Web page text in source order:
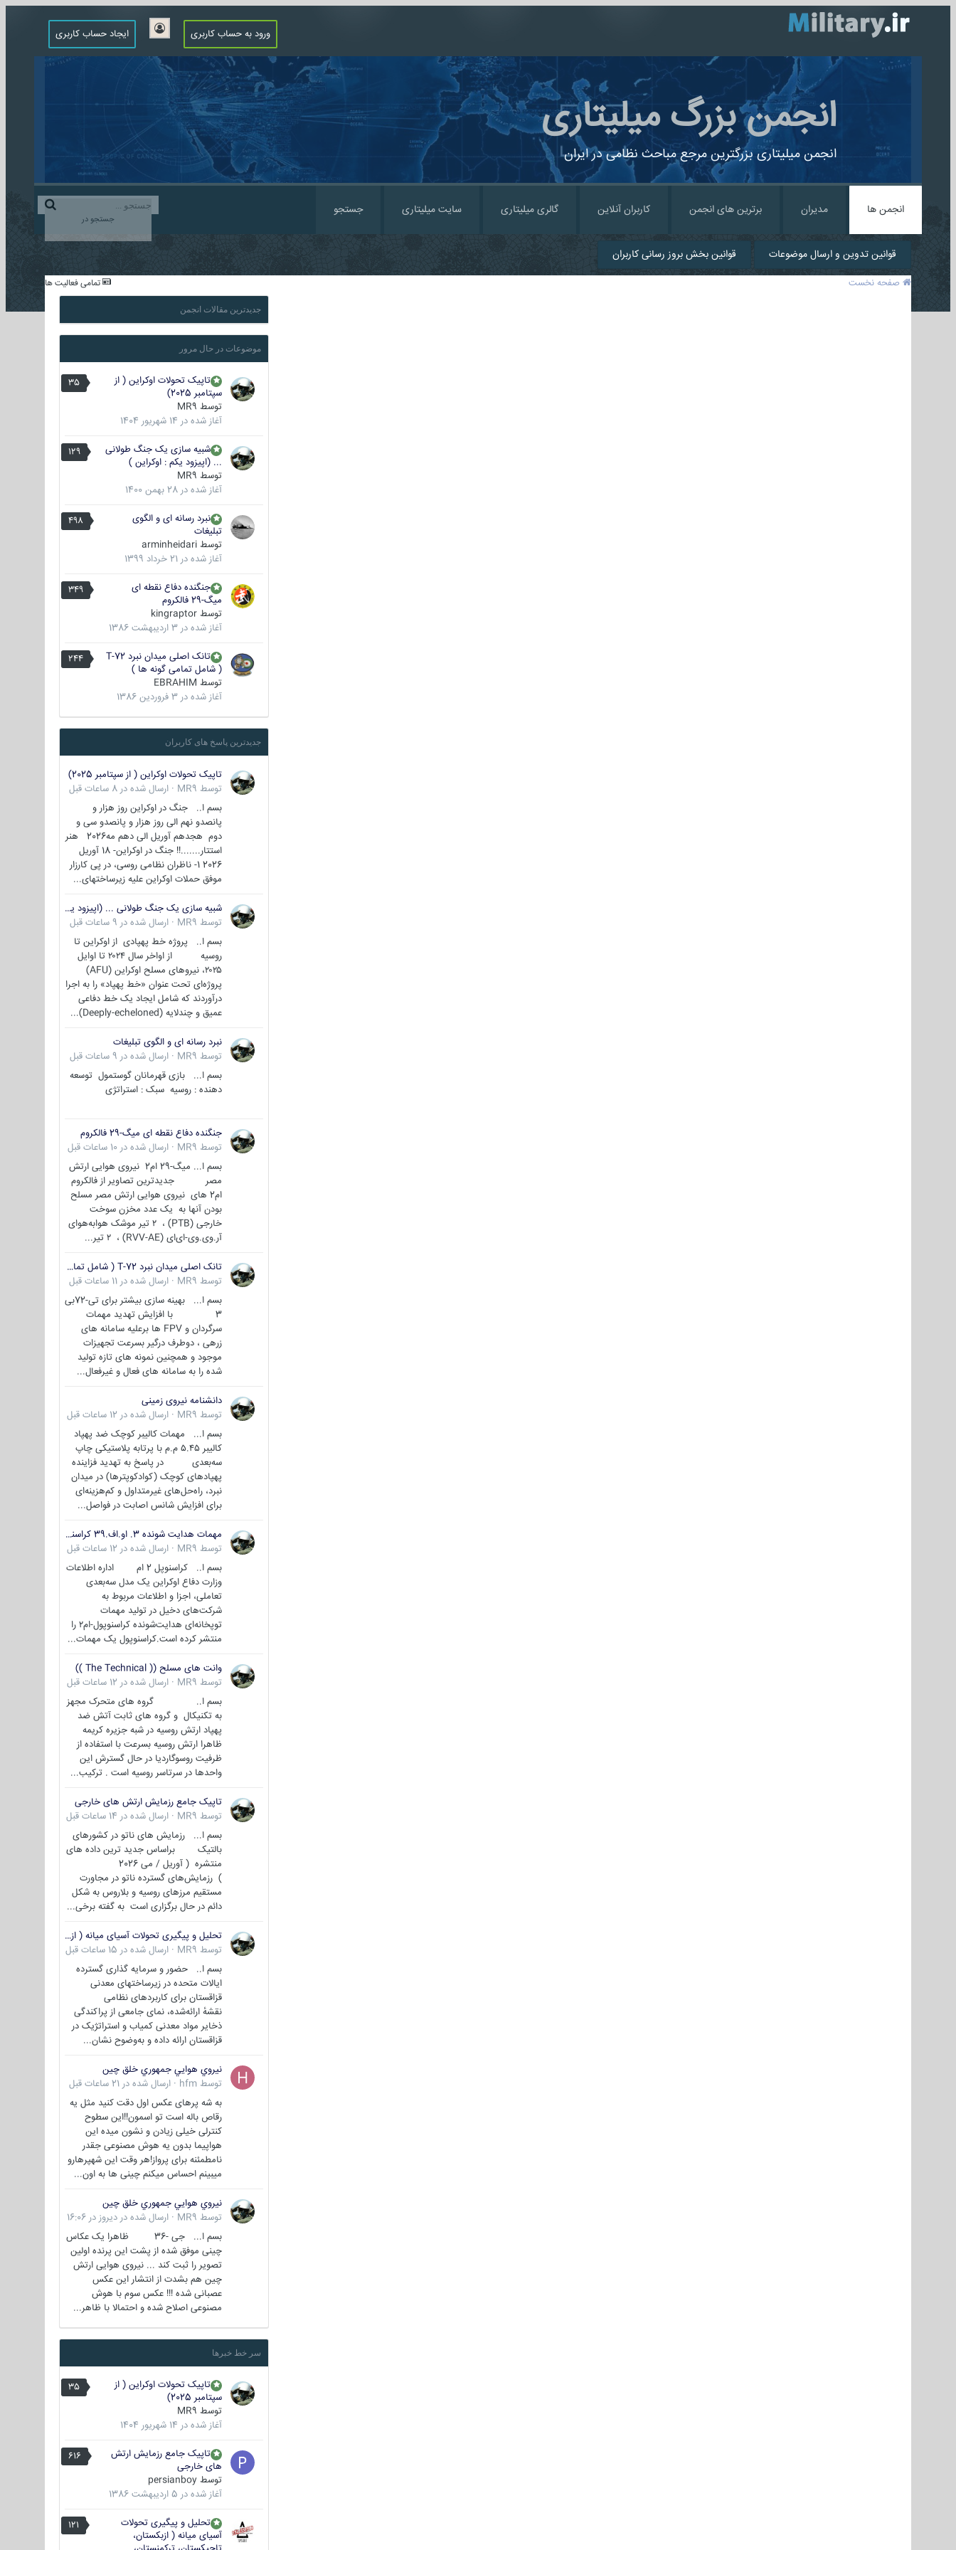
ورود به حساب کاربری ایجاد حساب کاربری
انجمن بزرگ میلیتاری
انجمن میلیتاری بزرگترین مرجع مباحث نظامی در ایران
جستجو در
انجمن ها مدیران برترین های انجمن کاربران آنلاین گالری میلیتاری سایت میلیتاری جستجو
قوانین تدوین و ارسال موضوعات قوانین بخش بروز رسانی کاربران
تمامی فعالیت ها صفحه نخست
جدیدترین مقالات انجمن
موضوعات در حال مرور
35
تاپیک تحولات اوکراین ( از
سپتامبر 2025)
توسط MR9
آغاز شده در 14 شهریور 1404
129
شبیه سازی یک جنگ طولانی
... (اپیزود یکم : اوکراین )
توسط MR9
آغاز شده در 28 بهمن 1400
498
نبرد رسانه ای و الگوی
تبلیغات
توسط arminheidari
آغاز شده در 21 خرداد 1399
349
جنگنده دفاع نقطه ای
میگ-29 فالکروم
توسط kingraptor
آغاز شده در 3 اردیبهشت 1386
244
تانک اصلی میدان نبرد T-72
( شامل تمامی گونه ها )
توسط EBRAHIM
آغاز شده در 3 فروردین 1386
جدیدترین پاسخ های کاربران
تاپیک تحولات اوکراین ( از سپتامبر 2025)
توسط MR9
· ارسال شده در 8 ساعات قبل
بسم ا.. جنگ در اوکراین روز هزار و
پانصدو نهم الی روز هزار و پانصدو سی و
دوم هجدهم آوریل الی دهم مه2026 هنر
استتار.......!! جنگ در اوکراین- 18 آوریل
2026 1- ناظران نظامی روسی، در پی کارزار
موفق حملات اوکراین علیه زیرساختهای...
شبیه سازی یک جنگ طولانی ... (اپیزود یکم : اوکراین )
توسط MR9
· ارسال شده در 9 ساعات قبل
بسم ا.. پروژه خط پهپادی از اوکراین تا
روسیه از اواخر سال ۲۰۲۴ تا اوایل
۲۰۲۵، نیروهای مسلح اوکراین (AFU)
پروژه‌ای تحت عنوان «خط پهپاد» را به اجرا
درآوردند که شامل ایجاد یک خط دفاعی
عمیق و چندلایه (Deeply-echeloned)...
نبرد رسانه ای و الگوی تبلیغات
توسط MR9
· ارسال شده در 9 ساعات قبل
بسم ا... بازی قهرمانان گوستمول توسعه
دهنده : روسیه سبک : استراتژی
جنگنده دفاع نقطه ای میگ-29 فالکروم
توسط MR9
· ارسال شده در 10 ساعات قبل
بسم ا... میگ-29 ام2 نیروی هوایی ارتش
مصر جدیدترین تصاویر از فالکروم
ام2 های نیروی هوایی ارتش مصر مسلح
بودن آنها به یک عدد مخزن سوخت
خارجی (PTB) ، ۲ تیر موشک هوابه‌هوای
آر.وی.وی-ای‌ای (RVV-AE) ، ۲ تیر...
تانک اصلی میدان نبرد T-72 ( شامل تمامی گونه ها )
توسط MR9
· ارسال شده در 11 ساعات قبل
بسم ا... بهینه سازی بیشتر برای تی-72بی
3 با افزایش تهدید مهمات
سرگردان و FPV ها برعلیه سامانه های
زرهی ، دوطرف درگیر بسرعت تجهیزات
موجود و همچنین نمونه های تازه تولید
شده را به سامانه های فعال و غیرفعال...
دانشنامه نیروی زمینی
توسط MR9
· ارسال شده در 12 ساعات قبل
بسم ا... مهمات کالیبر کوچک ضد پهپاد
کالیبر ۵.۴۵ م.م با پرتابه پلاستیکی چاپ
سه‌بعدی در پاسخ به تهدید فزاینده
پهپادهای کوچک (کوادکوپترها) در میدان
نبرد، راه‌حل‌های غیرمتداول و کم‌هزینه‌ای
برای افزایش شانس اصابت در فواصل...
مهمات هدایت شونده 3. او.اف.39 کراسنوپل/بصیر( Krasnopol 3OF39 )
توسط MR9
· ارسال شده در 12 ساعات قبل
بسم ا.. کراسنوپل 2 ام اداره اطلاعات
وزارت دفاع اوکراین یک مدل سه‌بعدی
تعاملی، اجزا و اطلاعات مربوط به
شرکت‌های دخیل در تولید مهمات
توپخانه‌ای هدایت‌شونده کراسنوپول-ام۲ را
منتشر کرده است.کراسنوپول یک مهمات...
وانت های مسلح (( The Technical ))
توسط MR9
· ارسال شده در 12 ساعات قبل
بسم ا.. گروه های متحرک مجهز
به تکنیکال و گروه های ثابت آتش ضد
پهپاد ارتش روسیه در شبه جزیره کریمه
ظاهرا ارتش روسیه بسرعت با استفاده از
ظرفیت روسوگاردیا در حال گسترش این
واحدها در سرتاسر روسیه است . ترکیب...
تاپیک جامع رزمایش ارتش های خارجی
توسط MR9
· ارسال شده در 14 ساعات قبل
بسم ا... رزمایش های ناتو در کشورهای
بالتیک براساس جدید ترین داده های
منتشره ( آوریل / می 2026
) رزمایش‌های گسترده ناتو در مجاورت
مستقیم مرزهای روسیه و بلاروس به شکل
دائم در حال برگزاری است به گفته برخی...
تحلیل و پیگیری تحولات آسیای میانه ( ازبکستان، تاجیکستان، ترکمنستان، قزاقستان و قرقیزستان )
توسط MR9
· ارسال شده در 15 ساعات قبل
بسم ا.. حضور و سرمایه گذاری گسترده
ایالات متحده در زیرساختهای معدنی
قزاقستان برای کاربردهای نظامی
نقشهٔ ارائه‌شده، نمای جامعی از پراکندگی
ذخایر مواد معدنی کمیاب و استراتژیک در
قزاقستان ارائه داده و به‌وضوح نشان...
نيروي هوايي جمهوري خلق چين
توسط hfm
· ارسال شده در 21 ساعات قبل
به شه پرهای عکس اول دقت کنید مثل یه
رقاص باله است تو اسمون!!این سطوح
کنترلی خیلی زیادن و نشون میده این
هواپیما بدون یه هوش مصنوعی جقدر
نامطمئنه برای پرواز!هر وقت این شهپرهارو
میبینم احساس میکنم چینی ها به اون...
نيروي هوايي جمهوري خلق چين
توسط MR9
· ارسال شده در دیروز در 16:06
بسم ا... جی -36 ظاهرا یک عکاس
چینی موفق شده از پشت این پرنده اولین
تصویر را ثبت کند ... نیروی هوایی ارتش
چین هم بشدت از انتشار این عکس
عصبانی شده !!! عکس سوم با هوش
مصنوعی اصلاح شده و احتمالا با ظاهر...
سر خط خبرها
35
تاپیک تحولات اوکراین ( از
سپتامبر 2025)
توسط MR9
آغاز شده در 14 شهریور 1404
616
تاپیک جامع رزمایش ارتش
های خارجی
توسط persianboy
آغاز شده در 5 اردیبهشت 1386
121
تحلیل و پیگیری تحولات
آسیای میانه ( ازبکستان،